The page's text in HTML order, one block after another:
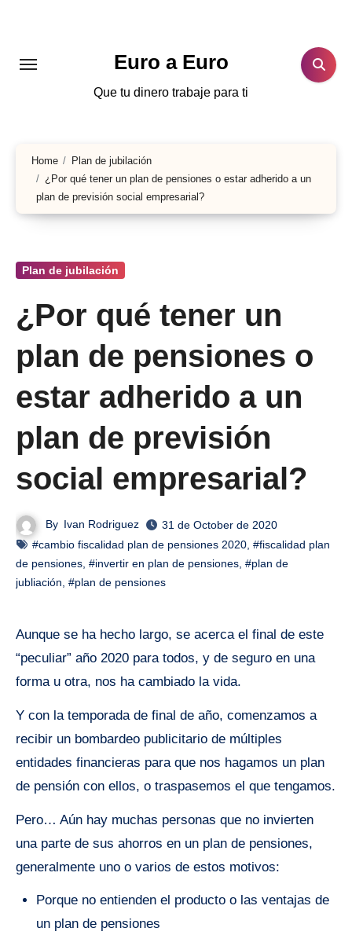
Euro a Euro
Que tu dinero trabaje para ti
Home
Plan de jubilación
¿Por qué tener un plan de pensiones o estar adherido a un
plan de previsión social empresarial?
Plan de jubilación
¿Por qué tener un
plan de pensiones o
estar adherido a un
plan de previsión
social empresarial?
By Ivan Rodriguez
31 de October de 2020
#cambio fiscalidad plan de pensiones 2020 #fiscalidad plan
de pensiones #invertir en plan de pensiones #plan de
jubliación #plan de pensiones
Aunque se ha hecho largo, se acerca el final de este
“peculiar” año 2020 para todos, y de seguro en una
forma u otra, nos ha cambiado la vida.
Y con la temporada de final de año, comenzamos a
recibir un bombardeo publicitario de múltiples
entidades financieras para que nos hagamos un plan
de pensión con ellos, o traspasemos el que tengamos.
Pero… Aún hay muchas personas que no invierten
una parte de sus ahorros en un plan de pensiones,
generalmente uno o varios de estos motivos:
Porque no entienden el producto o las ventajas de
un plan de pensiones